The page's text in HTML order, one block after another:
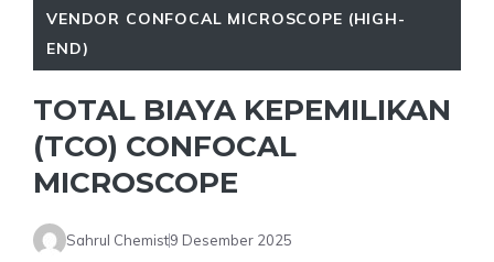
VENDOR CONFOCAL MICROSCOPE (HIGH-
END)
TOTAL BIAYA KEPEMILIKAN
(TCO) CONFOCAL
MICROSCOPE
Sahrul Chemist9 Desember 2025